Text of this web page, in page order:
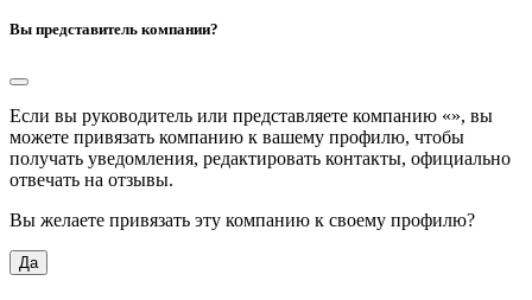
Вы представитель компании?
Если вы руководитель или представляете компанию «», вы
можете привязать компанию к вашему профилю, чтобы
получать уведомления, редактировать контакты, официально
отвечать на отзывы.
Вы желаете привязать эту компанию к своему профилю?
Да